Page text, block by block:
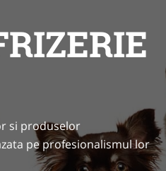
si produselor
pe profesionalismul lor